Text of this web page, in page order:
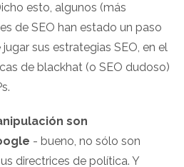
esto, algunos (más
de SEO han estado un paso
sus estrategias SEO, en el
de blackhat (o SEO dudoso)
son
- bueno, no sólo son
directrices de política. Y